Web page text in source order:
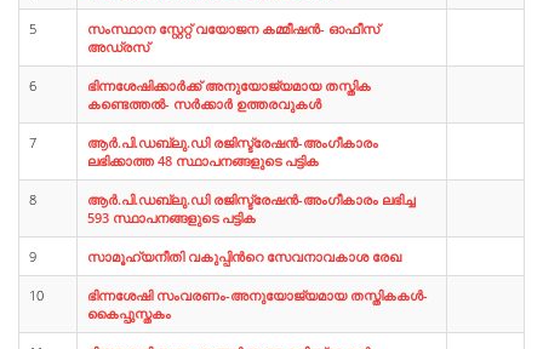
5
സംസ്ഥാന സ്റ്റേറ്റ് വയോജന കമ്മീഷന്‍- ഓഫീസ്
അഡ്രസ്‌
6
ഭിന്നശേഷിക്കാര്‍ക്ക് അനുയോജ്യമായ തസ്തിക
കണ്ടെത്തല്‍- സര്‍ക്കാര്‍ ഉത്തരവുകള്‍
7
ആര്‍.പി.ഡബ്ലു.ഡി രജിസ്ട്രേഷന്‍-അംഗീകാരം
ലഭിക്കാത്ത 48 സ്ഥാപനങ്ങളുടെ പട്ടിക
8
ആര്‍.പി.ഡബ്ലു.ഡി രജിസ്ട്രേഷന്‍-അംഗീകാരം ലഭിച്ച
593 സ്ഥാപനങ്ങളുടെ പട്ടിക
9 സാമൂഹ്യനീതി വകുപ്പിന്‍റെ സേവനാവകാശ രേഖ
10
ഭിന്നശേഷി സംവരണം-അനുയോജ്യമായ തസ്തികകള്‍-
കൈപ്പുസ്തകം